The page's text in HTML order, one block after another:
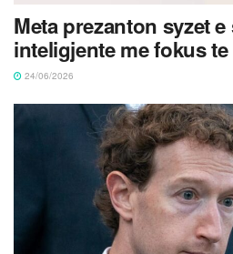
Meta prezanton syzet
inteligjente me fokus te
24/06/2026